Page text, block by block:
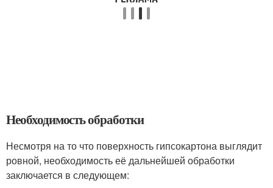
Необходимость обработки
Несмотря на то что поверхность гипсокартона выглядит
ровной, необходимость её дальнейшей обработки
заключается в следующем: